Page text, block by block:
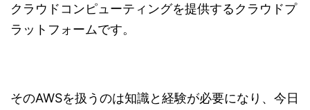
クラウドコンピューティングを提供するクラウドプ
ラットフォームです。
そのAWSを扱うのは知識と経験が必要になり、今日